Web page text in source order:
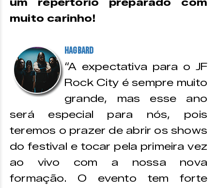
um repertório preparado com
muito carinho!
Hagbard
“A expectativa para o JF
Rock City é sempre muito
grande, mas esse ano
será especial para nós, pois
teremos o prazer de abrir os shows
do festival e tocar pela primeira vez
ao vivo com a nossa nova
formação. O evento tem forte